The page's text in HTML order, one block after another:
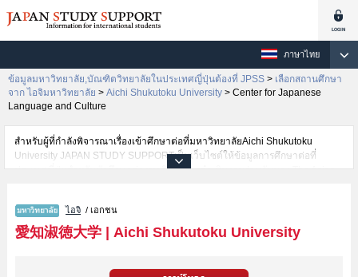
ภาษาไทย
ข้อมูลมหาวิทยาลัย,บัณฑิตวิทยาลัยในประเทศญี่ปุ่นต้องที่ JPSS > เลือกสถานศึกษา
จาก ไอจิมหาวิทยาลัย > Aichi Shukutoku University > Center for Japanese
Language and Culture
สำหรับผู้ที่กำลังพิจารณาเรื่องเข้าศึกษาต่อที่มหาวิทยาลัยAichi Shukutoku
University JAPAN STUDY SUPPORTเป็นเว็บไซต์ให้ข้อมูลการศึกษาต่อที่
ประเทศญี่ปุ่นสำหรับนักศึกษาต่างชาติโดยการดำเนินงานร่วมกันของ The Asian
CommunicationหรือคณะBusinessหรือคณะGlobal Communicationหรือ
คณะCenter for Japanese Language and CultureหรือคณะLettersหรือ
คณะHuman InformaticsหรือคณะPsychologyหรือคณะCreation and
Health SciencesหรือคณะHuman ServicesหรือคณะEducation (tentative
ไอจิ / เอกชน
愛知淑徳大学| Aichi Shukutoku University